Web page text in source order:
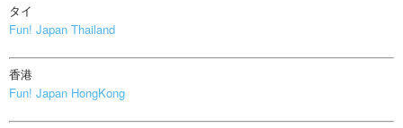
タイ
Fun! Japan Thailand
香港
Fun! Japan HongKong